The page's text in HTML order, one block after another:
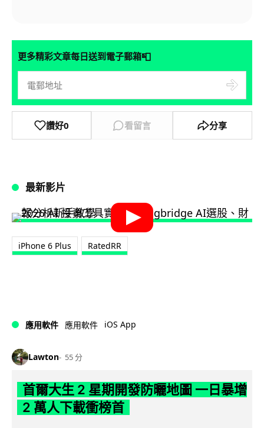
更多精彩文章每日送到電子郵箱📮
讚好0 看留言 分享
最新影片
iPhone 6 Plus RatedRR
應用軟件 應用軟件 iOS App
Lawton 55 分
首爾大生 2 星期開發防曬地圖 一日暴增
2 萬人下載衝榜首